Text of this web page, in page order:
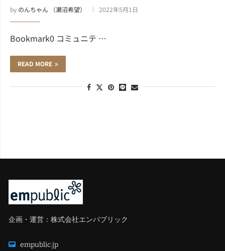
by のんちゃん （瀬沼希望） 2022年5月1日
Bookmark0 コミュニテ …
READ MORE
企画・運営：株式会社エンパブリック
empublic.jp